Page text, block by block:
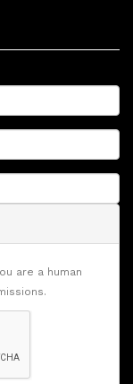
are a human